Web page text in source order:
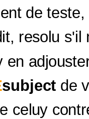
de
resolu
en
subject de
celuy